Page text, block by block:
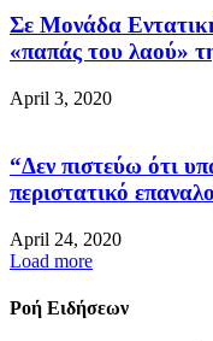
Σε Μονάδα
«παπάς του λαού»
April 3, 2020
“Δεν πιστεύω ότι
περιστατικό
April 24, 2020
Load more
Ροή Ειδήσεων